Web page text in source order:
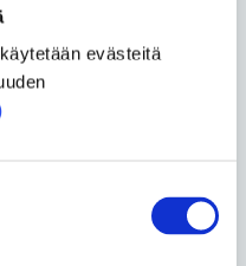
evästeitä
Tämä on
osalta, jotka
sellaista vahvaa
aina joka hetki